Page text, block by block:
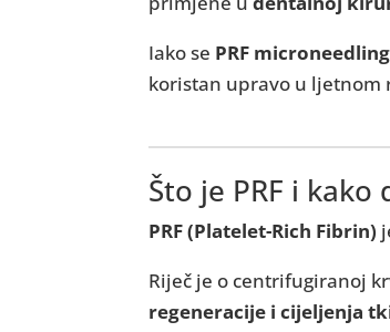
Iako se PRF microneedling
koristan upravo u ljetnom
Što je PRF i kako
PRF (Platelet-Rich Fibrin)
Riječ je o centrifugiranoj
regeneracije i cijeljenja